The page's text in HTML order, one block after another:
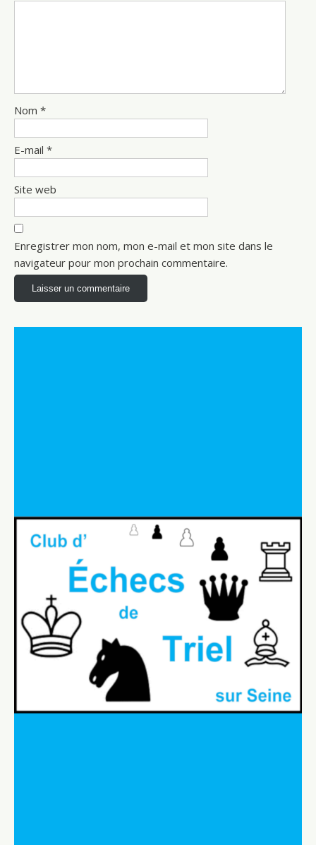
Nom *
E-mail *
Site web
Enregistrer mon nom, mon e-mail et mon site dans le
navigateur pour mon prochain commentaire.